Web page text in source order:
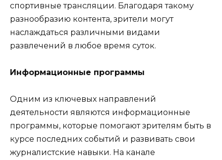
спортивные трансляции. Благодаря такому
разнообразию контента, зрители могут
наслаждаться различными видами
развлечений в любое время суток.
Информационные программы
Одним из ключевых направлений
деятельности являются информационные
программы, которые помогают зрителям быть в
курсе последних событий и развивать свои
журналистские навыки. На канале